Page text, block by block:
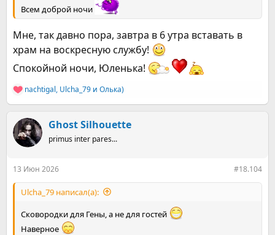
Всем доброй ночи
Мне, так давно пора, завтра в 6 утра вставать в
храм на воскресную службу!
Спокойной ночи, Юленька!
Р
е
к
ц
и
nachtigal, Ulcha_79 и Олька)
Ghost Silhouette
primus inter pares...
13 Июн 2026 #18.104
Ulcha_79 написал(а):
Сковородки для Гены, а не для гостей
Наверное